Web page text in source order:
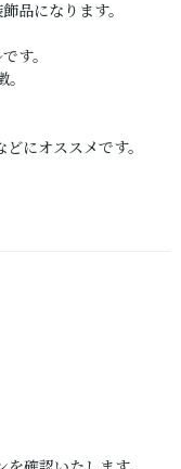
品になります。
す。
にオススメです。